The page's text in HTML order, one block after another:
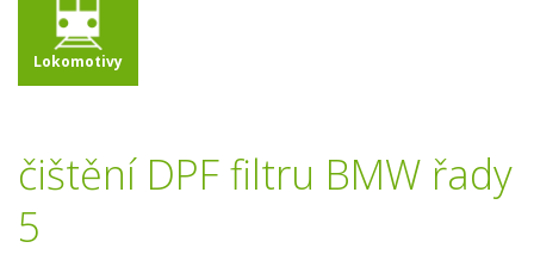
Lokomotivy
čištění DPF filtru BMW řady
5